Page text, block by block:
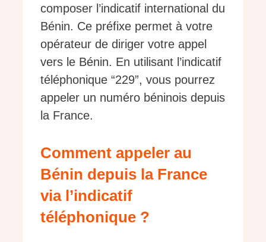
composer l’indicatif international du
Bénin. Ce préfixe permet à votre
opérateur de diriger votre appel
vers le Bénin. En utilisant l’indicatif
téléphonique “229”, vous pourrez
appeler un numéro béninois depuis
la France.
Comment appeler au
Bénin depuis la France
via l’indicatif
téléphonique ?